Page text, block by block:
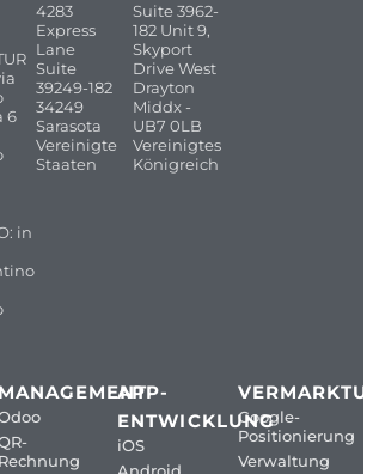
6
in
4283
Express
Lane
Suite
39249-182
34249
Sarasota
Vereinigte
Staaten
Suite 3962-
182 Unit 9,
Skyport
Drive West
Drayton
Middx -
UB7 0LB
Vereinigtes
Königreich
MANAGEMENT
Rechnung
APP-
ENTWICKLUNG
iOS
Google-
Positionierung
Verwaltung